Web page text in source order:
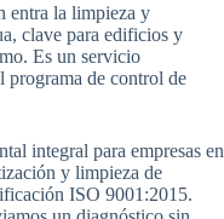
entra la limpieza y
clave para edificios y
Es un servicio
programa de control de
integral para empresas en
y limpieza de
ISO 9001:2015.